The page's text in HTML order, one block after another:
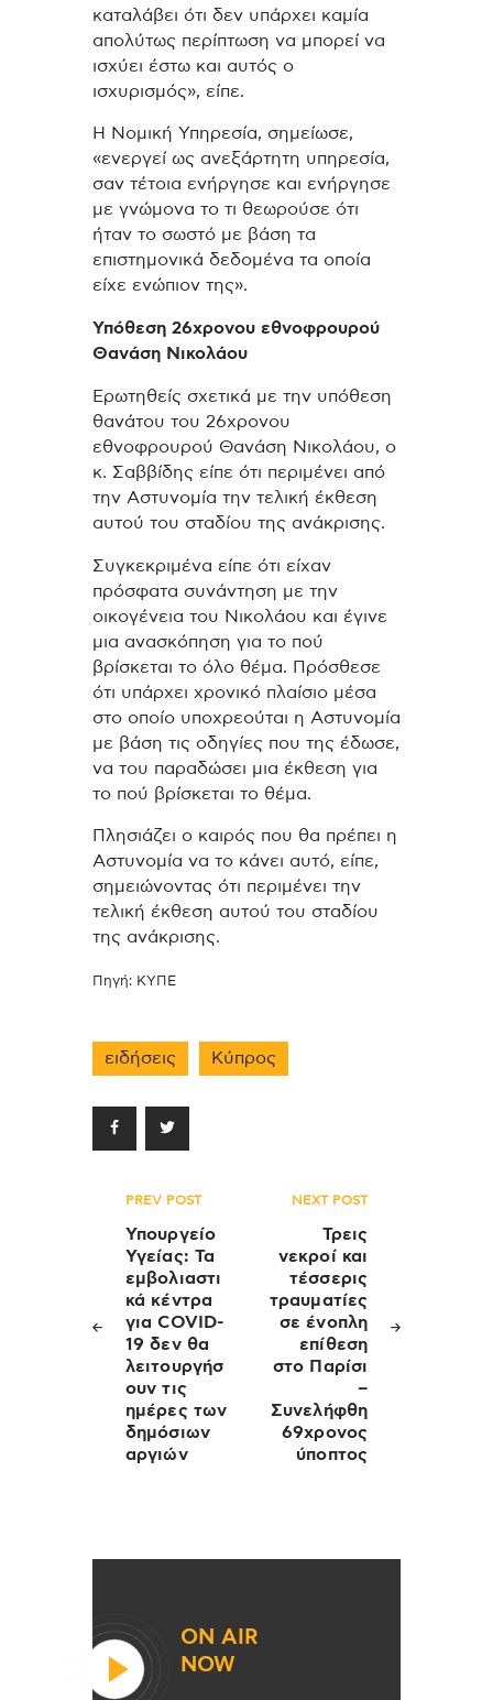
καταλάβει ότι δεν υπάρχει καμία
απολύτως περίπτωση να μπορεί να
ισχύει έστω και αυτός ο
ισχυρισμός», είπε.
Η Νομική Υπηρεσία, σημείωσε,
«ενεργεί ως ανεξάρτητη υπηρεσία,
σαν τέτοια ενήργησε και ενήργησε
με γνώμονα το τι θεωρούσε ότι
ήταν το σωστό με βάση τα
επιστημονικά δεδομένα τα οποία
είχε ενώπιον της».
Υπόθεση 26χρονου εθνοφρουρού
Θανάση Νικολάου
Ερωτηθείς σχετικά με την υπόθεση
θανάτου του 26χρονου
εθνοφρουρού Θανάση Νικολάου, ο
κ. Σαββίδης είπε ότι περιμένει από
την Αστυνομία την τελική έκθεση
αυτού του σταδίου της ανάκρισης.
Συγκεκριμένα είπε ότι είχαν
πρόσφατα συνάντηση με την
οικογένεια του Νικολάου και έγινε
μια ανασκόπηση για το πού
βρίσκεται το όλο θέμα. Πρόσθεσε
ότι υπάρχει χρονικό πλαίσιο μέσα
στο οποίο υποχρεούται η Αστυνομία
με βάση τις οδηγίες που της έδωσε,
να του παραδώσει μια έκθεση για
το πού βρίσκεται το θέμα.
Πλησιάζει ο καιρός που θα πρέπει η
Αστυνομία να το κάνει αυτό, είπε,
σημειώνοντας ότι περιμένει την
τελική έκθεση αυτού του σταδίου
της ανάκρισης.
Πηγή: ΚΥΠΕ
ειδήσεις Κύπρος
Πλοήγηση
άρθρων
PREV POST
Υπουργείο
Υγείας: Τα
εμβολιαστι
κά κέντρα
για COVID-
19 δεν θα
λειτουργήσ
ουν τις
ημέρες των
δημόσιων
αργιών
NEXT POST
Τρεις
νεκροί και
τέσσερις
τραυματίες
σε ένοπλη
επίθεση
στο Παρίσι
–
Συνελήφθη
69χρονος
ύποπτος
ON AIR
NOW